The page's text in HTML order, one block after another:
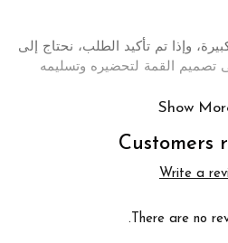
وإذا تم تأكيد الطلب، نحتاج إلى
Show
Customers
Write a
There are no